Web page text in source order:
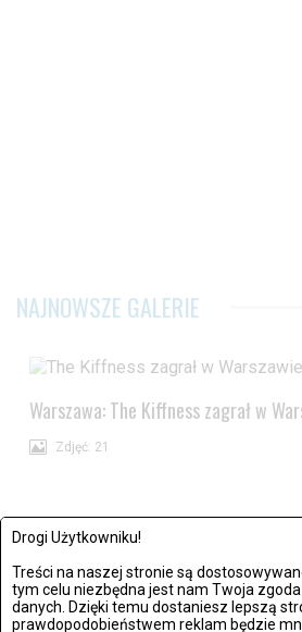
Drogi Użytkowniku!
Treści na naszej stronie są
tym celu niezbędna jest nam Twoja
danych. Dzięki temu dostaniesz lepszą
prawdopodobieństwem reklam będzie
NAJNOWSZE GALERIE
Warszawa: The Kiffness zagrał w
Zdjęć: 21